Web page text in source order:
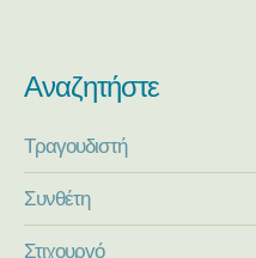
Αναζητήστε
Τραγουδιστή
Συνθέτη
Στιχουργό